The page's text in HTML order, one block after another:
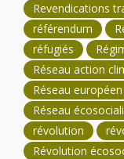
Revendications
référendum
réfugiés
Réseau action
Réseau
Réseau
révolution
Révolution